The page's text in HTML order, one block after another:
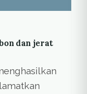
dan jerat